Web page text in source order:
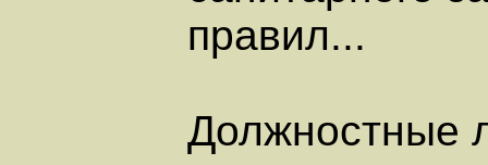
правил...
Должностные